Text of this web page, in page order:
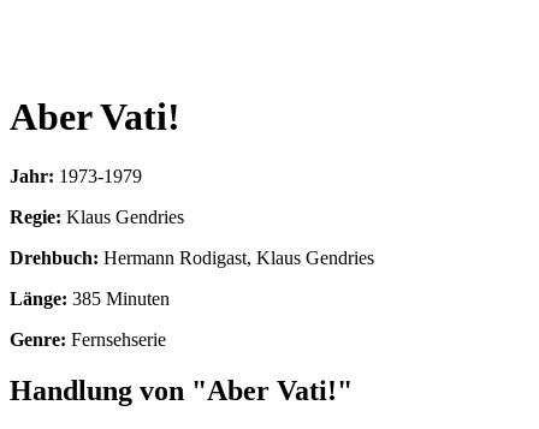
Aber Vati!
Jahr: 1973-1979
Regie: Klaus Gendries
Drehbuch: Hermann Rodigast, Klaus Gendries
Länge: 385 Minuten
Genre: Fernsehserie
Handlung von "Aber Vati!"